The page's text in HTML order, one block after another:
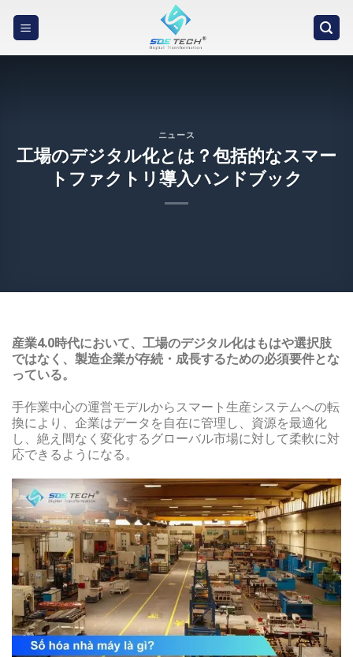
ニュース
工場のデジタル化とは？包括的なスマー
トファクトリ導入ハンドブック
産業4.0時代において、工場のデジタル化はもはや選択肢
ではなく、製造企業が存続・成長するための必須要件とな
っている。
手作業中心の運営モデルからスマート生産システムへの転
換により、企業はデータを自在に管理し、資源を最適化
し、絶え間なく変化するグローバル市場に対して柔軟に対
応できるようになる。